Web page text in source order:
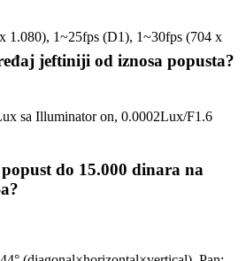
1.080), 1~25fps (D1), 1~30fps (704 x
sa Illuminator on, 0.0002Lux/F1.6
jeftiniji od iznosa popusta?
do 15.000 dinara na